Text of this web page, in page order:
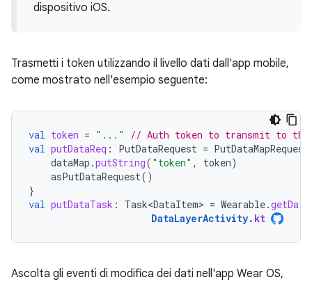
dispositivo iOS.
Trasmetti i token utilizzando il livello dati dall'app mobile,
come mostrato nell'esempio seguente:
val token = "..."
// Auth token to transmit to the
val putDataReq : PutDataRequest = PutDataMapRequest
dataMap .putString( "token" , token)
asPutDataRequest()
}
val putDataTask : Task<DataItem> = Wearable.
DataLayerActivity. kt
Ascolta gli eventi di modifica dei dati nell'app Wear OS,